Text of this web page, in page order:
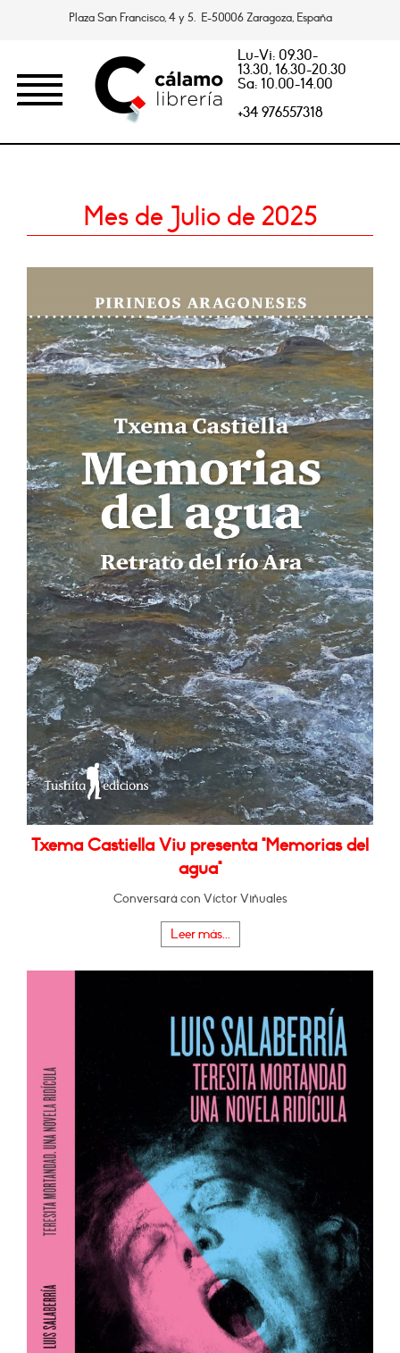
Plaza San Francisco, 4 y 5. E-50006 Zaragoza, España
Lu-Vi: 09.30-
13.30, 16.30-20.30
Sa: 10.00-14.00
+34 976557318
Mes de Julio de 2025
Txema Castiella Viu presenta "Memorias del
agua"
Conversará con Víctor Viñuales
Leer más...